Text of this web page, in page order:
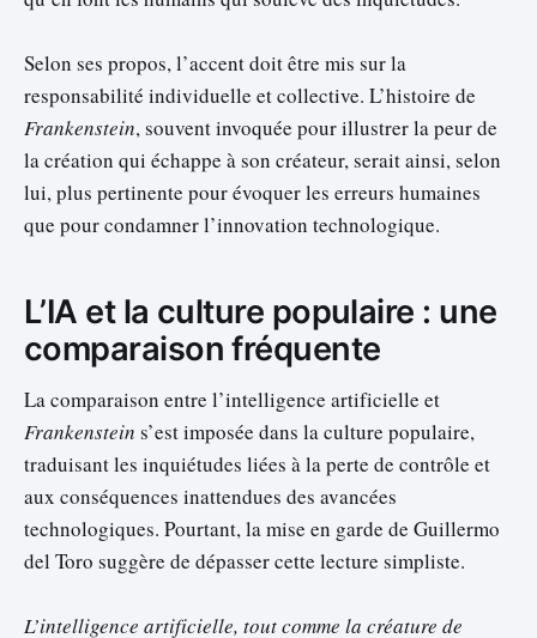
Selon ses propos, l’accent doit être mis sur la
responsabilité individuelle et collective. L’histoire de
Frankenstein, souvent invoquée pour illustrer la peur de
la création qui échappe à son créateur, serait ainsi, selon
lui, plus pertinente pour évoquer les erreurs humaines
que pour condamner l’innovation technologique.
L’IA et la culture populaire : une
comparaison fréquente
La comparaison entre l’intelligence artificielle et
Frankenstein s’est imposée dans la culture populaire,
traduisant les inquiétudes liées à la perte de contrôle et
aux conséquences inattendues des avancées
technologiques. Pourtant, la mise en garde de Guillermo
del Toro suggère de dépasser cette lecture simpliste.
L’intelligence artificielle, tout comme la créature de